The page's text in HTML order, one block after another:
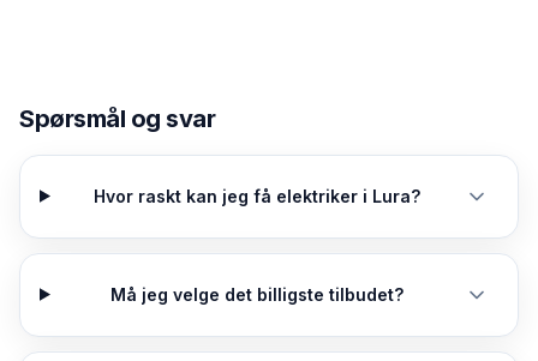
Spørsmål og svar
Hvor raskt kan jeg få elektriker i Lura?
Må jeg velge det billigste tilbudet?